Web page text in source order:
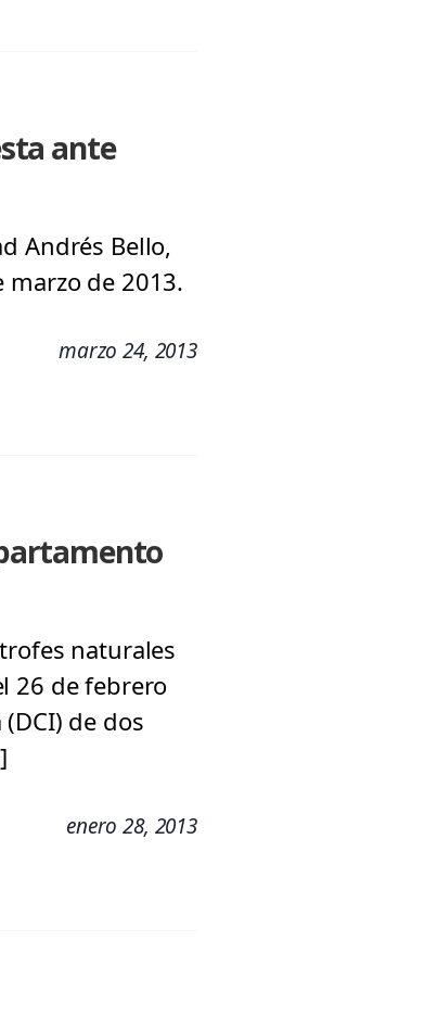
ante
Andrés Bello,
marzo de 2013.
marzo 24, 2013
naturales
26 de febrero
de dos
enero 28, 2013